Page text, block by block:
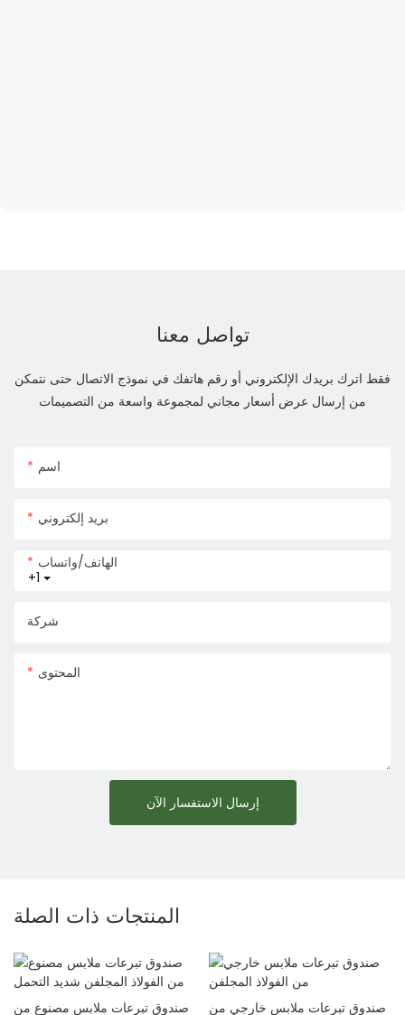
تواصل معنا
فقط اترك بريدك الإلكتروني أو رقم هاتفك في نموذج الاتصال حتى نتمكن
من إرسال عرض أسعار مجاني لمجموعة واسعة من التصميمات
اسم
بريد إلكتروني
+1
الهاتف/واتساب
شركة
المحتوى
إرسال الاستفسار الآن
المنتجات ذات الصلة
صندوق تبرعات ملابس مصنوع من صندوق تبرعات ملابس خارجي من